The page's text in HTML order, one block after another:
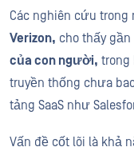
Các nghiên cứu trong
Verizon, cho thấy gần
của con người, trong
truyền thống chưa
tảng SaaS như
Vấn đề cốt lõi là khả